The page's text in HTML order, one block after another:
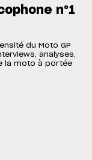
n°1
du Moto GP
analyses,
la moto à portée